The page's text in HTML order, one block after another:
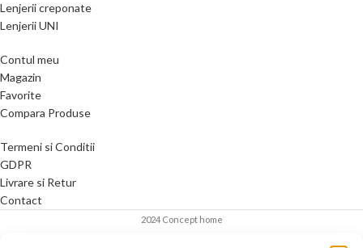
Lenjerii creponate
Lenjerii UNI
Contul meu
Magazin
Favorite
Compara Produse
Termeni si Conditii
GDPR
Livrare si Retur
Contact
2024 Concept home